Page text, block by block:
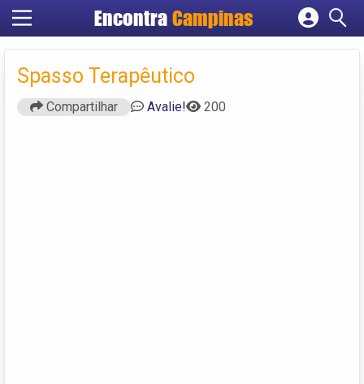
Encontra Campinas
Cadastrar empresa
Criar conta
Spasso Terapêutico
Compartilhar Avalie! 200